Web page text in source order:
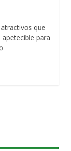
que
para